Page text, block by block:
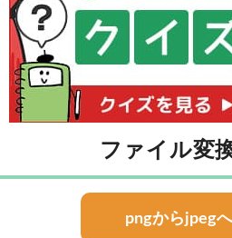
ファイル変
pngからjpeg